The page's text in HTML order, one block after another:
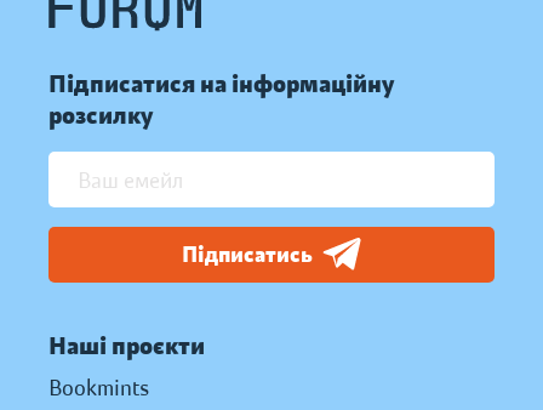
Підписатися на інформаційну
розсилку
Підписатись
Наші проєкти
Bookmints